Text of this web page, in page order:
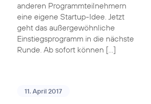
anderen Programmteilnehmern
eine eigene Startup-Idee. Jetzt
geht das außergewöhnliche
Einstiegsprogramm in die nächste
Runde. Ab sofort können […]
11. April 2017